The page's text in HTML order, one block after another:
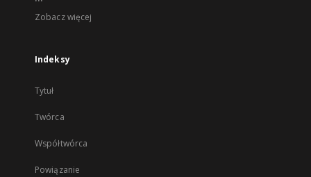
Zobacz więcej
Indeksy
Tytuł
Twórca
Współtwórca
Powiązanie